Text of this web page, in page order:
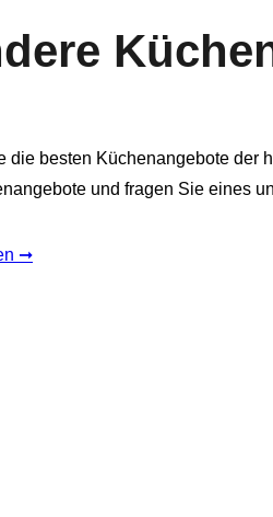
die besten Küchenangebote der
und fragen Sie eines
➞